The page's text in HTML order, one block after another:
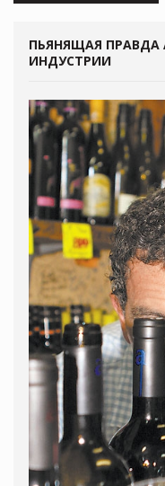
ПЬЯНЯЩАЯ
ИНДУСТРИИ